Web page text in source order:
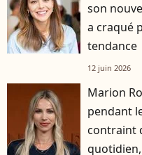
son
a craqué
tendance
12 juin 2026
Marion
pendant
contraint